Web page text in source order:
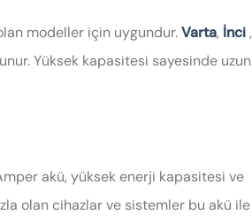
modeller için uygundur.Varta, İnci,
Yüksek kapasitesi sayesinde uzun
akü, yüksek enerji kapasitesi ve
olan cihazlar ve sistemler bu akü ile